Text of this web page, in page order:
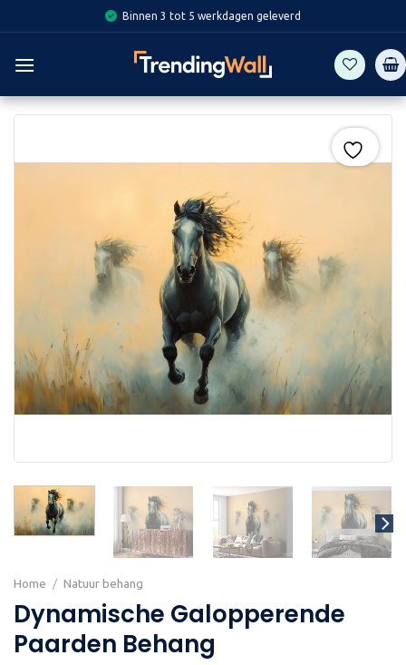
to
content
Binnen 3 tot 5 werkdagen geleverd
Home / Natuur behang
Dynamische Galopperende
Paarden Behang